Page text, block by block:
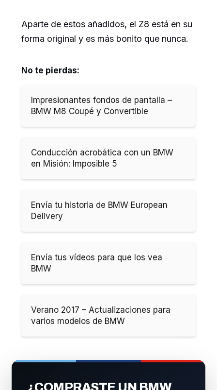
Aparte de estos añadidos, el Z8 está en su
forma original y es más bonito que nunca.
No te pierdas:
Impresionantes fondos de pantalla –
BMW M8 Coupé y Convertible
Conducción acrobática con un BMW
en Misión: Imposible 5
Envía tu historia de BMW European
Delivery
Envía tus vídeos para que los vea
BMW
Verano 2017 – Actualizaciones para
varios modelos de BMW
¿COMPRASTE UN BMW